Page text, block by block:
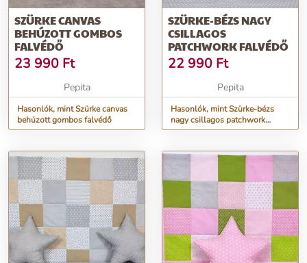
SZÜRKE CANVAS
BEHÚZOTT GOMBOS
FALVÉDŐ
23 990 Ft
Pepita
Hasonlók, mint Szürke canvas
behúzott gombos falvédő
SZÜRKE-BÉZS NAGY
CSILLAGOS
PATCHWORK FALVÉDŐ
22 990 Ft
Pepita
Hasonlók, mint Szürke-bézs
nagy csillagos patchwork
falvédő